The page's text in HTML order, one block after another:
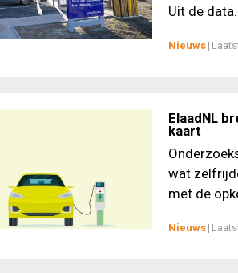
Uit de
Nieuws |
ElaadNL
kaart
wat
met de
Nieuws |